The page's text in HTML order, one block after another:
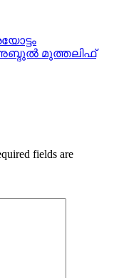
മുത്തലിഫ്
fields are